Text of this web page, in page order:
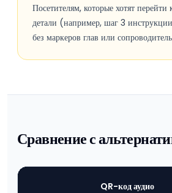
Посетителям, которые хотят перейти
детали (например, шаг 3
без маркеров глав или
Сравнение с
QR-код аудио